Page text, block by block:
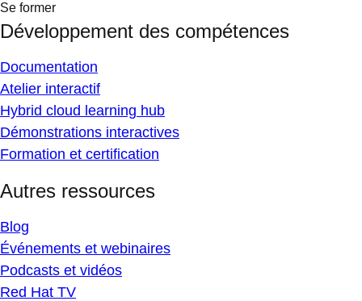
Se former
Développement des compétences
Documentation
Atelier interactif
Hybrid cloud learning hub
Démonstrations interactives
Formation et certification
Autres ressources
Blog
Événements et webinaires
Podcasts et vidéos
Red Hat TV